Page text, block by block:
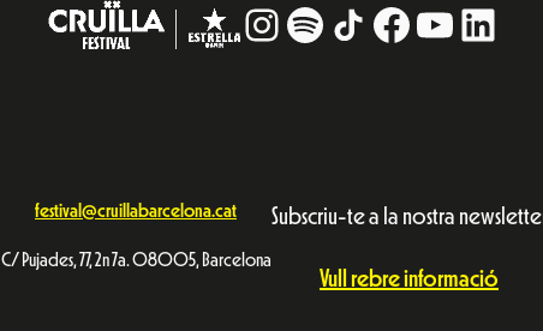
Instagram
# TikTokFacebook
YouTube
festival@cruillabarcelona.cat
C/ Pujades, 77, 2n 7a. 08005, Barcelona
Subscriu-te a la nostra
Vull rebre informació